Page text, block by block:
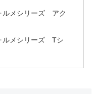
ルメシリーズ アク
ルメシリーズ Tシ